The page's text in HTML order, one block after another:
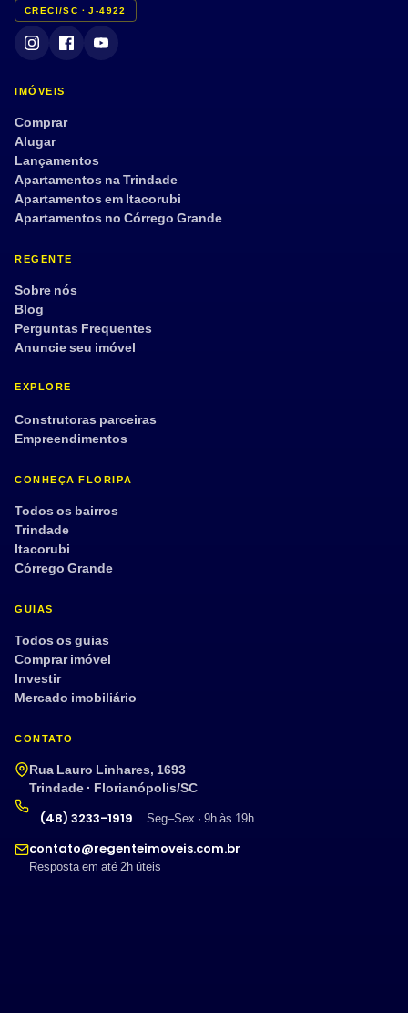
CRECI/SC · J-4922
IMÓVEIS
Comprar
Alugar
Lançamentos
Apartamentos na Trindade
Apartamentos em Itacorubi
Apartamentos no Córrego Grande
REGENTE
Sobre nós
Blog
Perguntas Frequentes
Anuncie seu imóvel
EXPLORE
Construtoras parceiras
Empreendimentos
CONHEÇA FLORIPA
Todos os bairros
Trindade
Itacorubi
Córrego Grande
GUIAS
Todos os guias
Comprar imóvel
Investir
Mercado imobiliário
CONTATO
Rua Lauro Linhares, 1693
Trindade · Florianópolis/SC
(48) 3233-1919
Seg–Sex · 9h às 19h
contato@regenteimoveis.com.br
Resposta em até 2h úteis